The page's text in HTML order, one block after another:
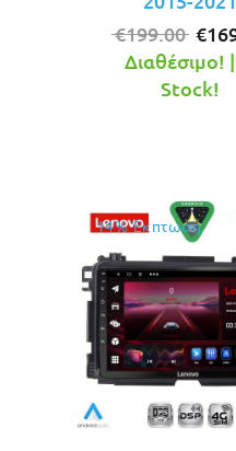
€199.00
was:
€
Διαθέσιμο!
Stock!
14% Έκπτωση